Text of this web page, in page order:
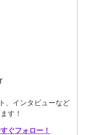
、インタビューなど
す！
ぐフォロー！